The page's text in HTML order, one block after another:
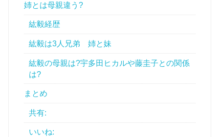
姉とは母親違う?
紘毅経歴
紘毅は3人兄弟 姉と妹
紘毅の母親は?宇多田ヒカルや藤圭子との関係
は?
まとめ
共有:
いいね: